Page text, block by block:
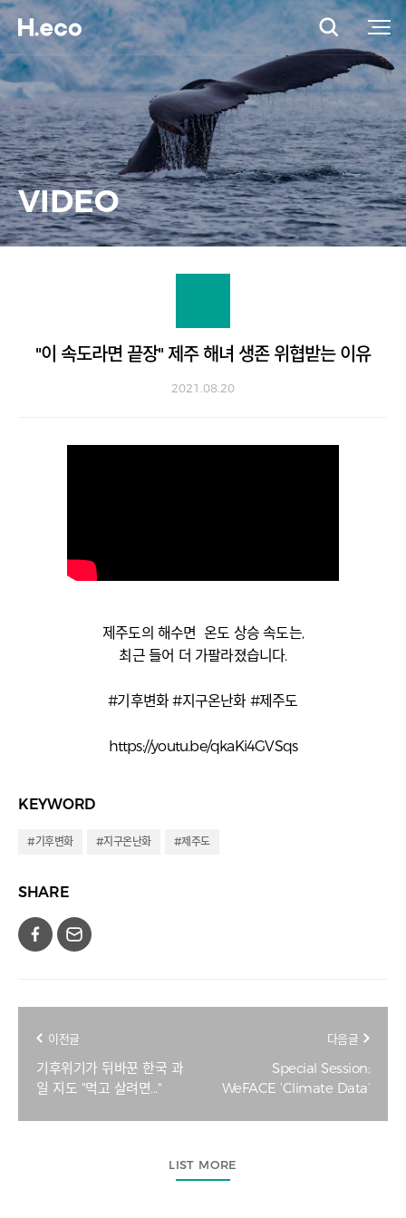
VIDEO
"이 속도라면 끝장" 제주 해녀 생존 위협받는 이유
2021.08.20
제주도의 해수면 온도 상승 속도는,
최근 들어 더 가팔라졌습니다.
#기후변화 #지구온난화 #제주도
https://youtu.be/qkaKi4GVSqs
KEYWORD
#기후변화 #지구온난화 #제주도
SHARE
이전글
기후위기가 뒤바꾼 한국 과
일 지도 "먹고 살려면..."
다음글
Special Session;
WeFACE ‘Climate Data’
LIST MORE